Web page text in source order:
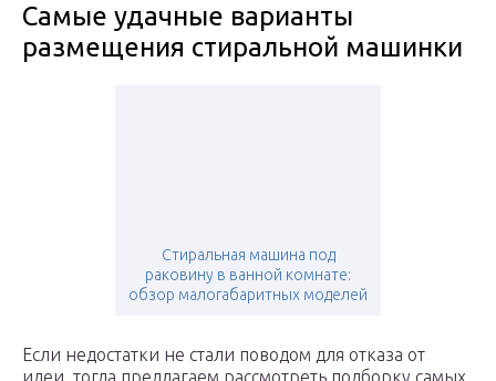
Самые удачные варианты
размещения стиральной машинки
Стиральная машина под
раковину в ванной комнате:
обзор малогабаритных моделей
Если недостатки не стали поводом для отказа от
идеи, тогда предлагаем рассмотреть подборку самых